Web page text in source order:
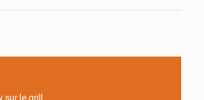
sur le grill